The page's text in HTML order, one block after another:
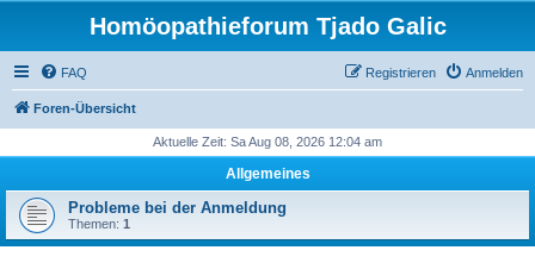
Homöopathieforum Tjado Galic
FAQ Anmelden
Registrieren
Foren-Übersicht
Aktuelle Zeit: Sa Aug 08, 2026 12:04 am
Allgemeines
Probleme bei der Anmeldung
Themen: 1